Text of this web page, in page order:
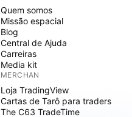
Quem somos
Missão espacial
Blog
Central de Ajuda
Carreiras
Media kit
MERCHAN
Loja TradingView
Cartas de Tarô para traders
The C63 TradeTime